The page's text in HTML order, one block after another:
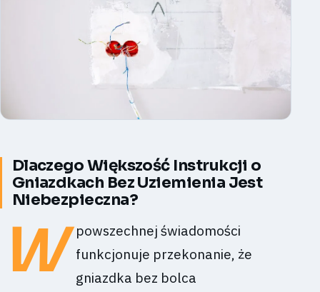
Dlaczego Większość Instrukcji o
Gniazdkach Bez Uziemienia Jest
Niebezpieczna?
W
powszechnej świadomości
funkcjonuje przekonanie, że
gniazdka bez bolca